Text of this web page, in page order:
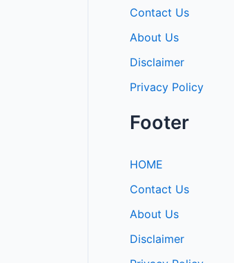
Contact Us
About Us
Disclaimer
Privacy Policy
Footer
HOME
Contact Us
About Us
Disclaimer